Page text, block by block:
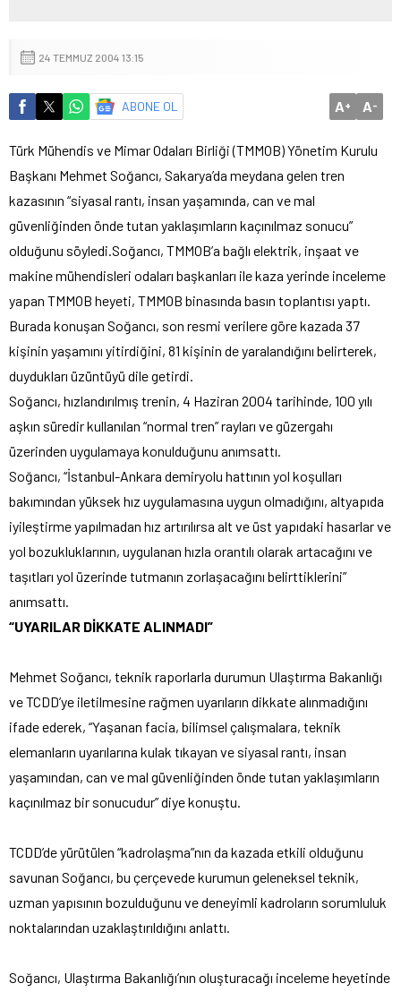
24 TEMMUZ 2004 13:15
ABONE OL A+ A-
Türk Mühendis ve Mimar Odaları Birliği (TMMOB) Yönetim Kurulu
Başkanı Mehmet Soğancı, Sakarya’da meydana gelen tren
kazasının “siyasal rantı, insan yaşamında, can ve mal
güvenliğinden önde tutan yaklaşımların kaçınılmaz sonucu”
olduğunu söyledi. Soğancı, TMMOB’a bağlı elektrik, inşaat ve
makine mühendisleri odaları başkanları ile kaza yerinde inceleme
yapan TMMOB heyeti, TMMOB binasında basın toplantısı yaptı.
Burada konuşan Soğancı, son resmi verilere göre kazada 37
kişinin yaşamını yitirdiğini, 81 kişinin de yaralandığını belirterek,
duydukları üzüntüyü dile getirdi.
Soğancı, hızlandırılmış trenin, 4 Haziran 2004 tarihinde, 100 yılı
aşkın süredir kullanılan “normal tren” rayları ve güzergahı
üzerinden uygulamaya konulduğunu anımsattı.
Soğancı, “İstanbul-Ankara demiryolu hattının yol koşulları
bakımından yüksek hız uygulamasına uygun olmadığını, altyapıda
iyileştirme yapılmadan hız artırılırsa alt ve üst yapıdaki hasarlar ve
yol bozukluklarının, uygulanan hızla orantılı olarak artacağını ve
taşıtları yol üzerinde tutmanın zorlaşacağını belirttiklerini”
anımsattı.
“UYARILAR DİKKATE ALINMADI”
Mehmet Soğancı, teknik raporlarla durumun Ulaştırma Bakanlığı
ve TCDD’ye iletilmesine rağmen uyarıların dikkate alınmadığını
ifade ederek, “Yaşanan facia, bilimsel çalışmalara, teknik
elemanların uyarılarına kulak tıkayan ve siyasal rantı, insan
yaşamından, can ve mal güvenliğinden önde tutan yaklaşımların
kaçınılmaz bir sonucudur” diye konuştu.
TCDD’de yürütülen “kadrolaşma”nın da kazada etkili olduğunu
savunan Soğancı, bu çerçevede kurumun geleneksel teknik,
uzman yapısının bozulduğunu ve deneyimli kadroların sorumluluk
noktalarından uzaklaştırıldığını anlattı.
Soğancı, Ulaştırma Bakanlığı’nın oluşturacağı inceleme heyetinde